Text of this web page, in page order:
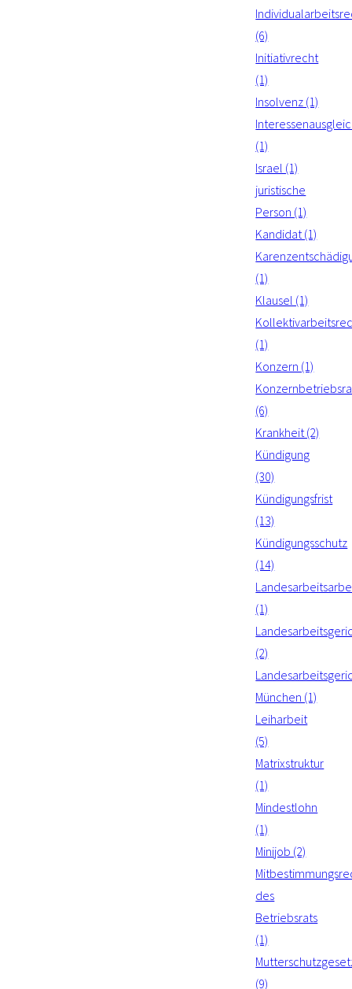
(6)
Initiativrecht
(1)
Insolvenz (1)
(1)
Israel (1)
juristische
Person (1)
Kandidat (1)
(1)
Klausel (1)
(1)
Konzern (1)
(6)
Krankheit (2)
Kündigung
(30)
Kündigungsfrist
(13)
Kündigungsschutz
(14)
(1)
(2)
München (1)
Leiharbeit
(5)
Matrixstruktur
(1)
Mindestlohn
(1)
Minijob (2)
des
Betriebsrats
(1)
(9)